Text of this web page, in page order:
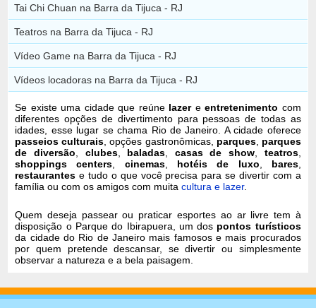
Tai Chi Chuan na Barra da Tijuca - RJ
Teatros na Barra da Tijuca - RJ
Vídeo Game na Barra da Tijuca - RJ
Vídeos locadoras na Barra da Tijuca - RJ
Se existe uma cidade que reúne lazereentretenimento com
diferentes opções de divertimento para pessoas de todas as
idades, esse lugar se chama Rio de Janeiro. A cidade oferece
passeios culturais , opções gastronômicas, parques, parques
de diversão
clubes, baladas casas de show teatros,
shoppings centers
cinemas, hotéis de luxo bares,
restaurantes e tudo o que você precisa para se divertir com a
família ou com os amigos com muitacultura e lazer.
Quem deseja passear ou praticar esportes ao ar livre tem à
disposição o Parque do Ibirapuera, um dos pontos turísticos
da cidade do Rio de Janeiro mais famosos e mais procurados
por quem pretende descansar, se divertir ou simplesmente
observar a natureza e a bela paisagem.